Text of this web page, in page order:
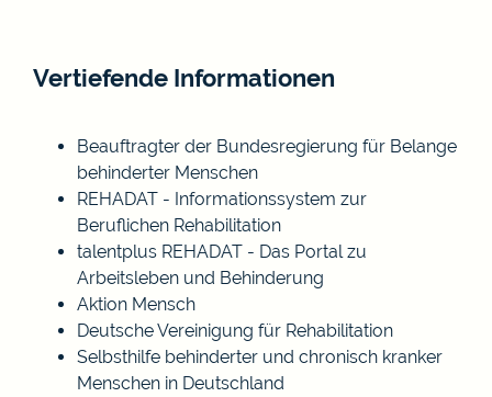
Vertiefende Informationen
Beauftragter der Bundesregierung für Belange
behinderter Menschen
REHADAT - Informationssystem zur
Beruflichen Rehabilitation
talentplus REHADAT - Das Portal zu
Arbeitsleben und Behinderung
Aktion Mensch
Deutsche Vereinigung für Rehabilitation
Selbsthilfe behinderter und chronisch kranker
Menschen in Deutschland